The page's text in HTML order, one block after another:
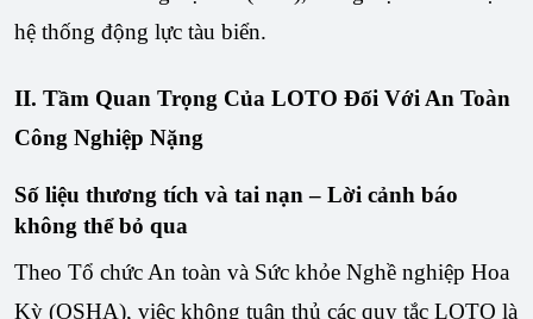
hệ thống động lực tàu biển.
II. Tầm Quan Trọng Của LOTO Đối Với An Toàn
Công Nghiệp Nặng
Số liệu thương tích và tai nạn – Lời cảnh báo
không thể bỏ qua
Theo Tổ chức An toàn và Sức khỏe Nghề nghiệp Hoa
Kỳ (OSHA), việc không tuân thủ các quy tắc LOTO là